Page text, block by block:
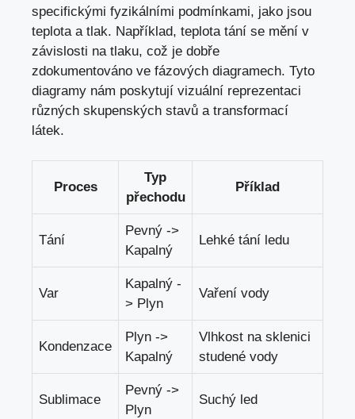
specifickými fyzikálními podmínkami, jako jsou
teplota a tlak. Například, teplota tání se mění v
závislosti na tlaku, což je dobře
zdokumentováno ve fázových diagramech. Tyto
diagramy nám poskytují vizuální reprezentaci
různých skupenských stavů a transformací
látek.
Proces
Typ
přechodu
Příklad
Tání
Pevný ->
Kapalný
Lehké tání ledu
Var
Kapalný -
> Plyn
Vaření vody
Kondenzace
Plyn ->
Kapalný
Vlhkost na sklenici
studené vody
Sublimace
Pevný ->
Plyn
Suchý led